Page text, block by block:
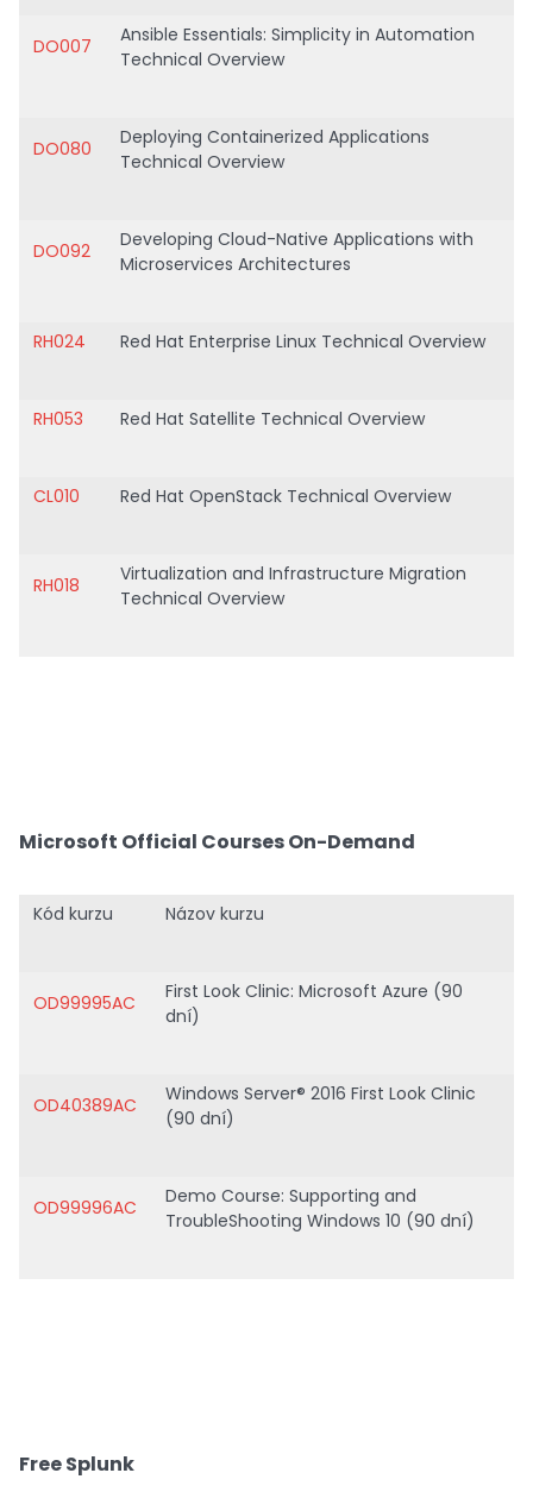
DO007
Ansible Essentials: Simplicity in Automation
Technical Overview
DO080
Deploying Containerized Applications
Technical Overview
DO092
Developing Cloud-Native Applications with
Microservices Architectures
RH024 Red Hat Enterprise Linux Technical Overview
RH053 Red Hat Satellite Technical Overview
CL010 Red Hat OpenStack Technical Overview
RH018
Virtualization and Infrastructure Migration
Technical Overview
Microsoft Official Courses On-Demand
Kód kurzu Názov kurzu
OD99995AC
First Look Clinic: Microsoft Azure (90
dní)
OD40389AC
Windows Server® 2016 First Look Clinic
(90 dní)
OD99996AC
Demo Course: Supporting and
TroubleShooting Windows 10 (90 dní)
Free Splunk